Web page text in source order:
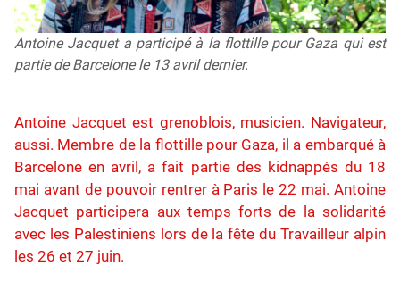
Antoine Jacquet a participé à la flottille pour Gaza qui est
partie de Barcelone le 13 avril dernier.
Antoine Jacquet est grenoblois, musicien. Navigateur,
aussi. Membre de la flottille pour Gaza, il a embarqué à
Barcelone en avril, a fait partie des kidnappés du 18
mai avant de pouvoir rentrer à Paris le 22 mai. Antoine
Jacquet participera aux temps forts de la solidarité
avec les Palestiniens lors de la fête du Travailleur alpin
les 26 et 27 juin.